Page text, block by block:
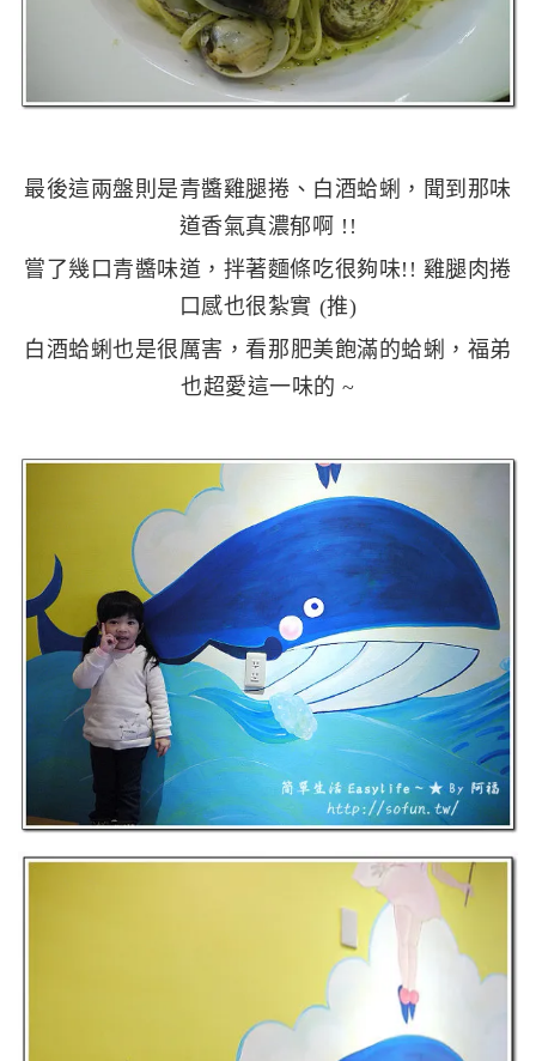
最後這兩盤則是青醬雞腿捲、白酒蛤蜊，聞到那味
道香氣真濃郁啊 !!
嘗了幾口青醬味道，拌著麵條吃很夠味!! 雞腿肉捲
口感也很紮實 (推)
白酒蛤蜊也是很厲害，看那肥美飽滿的蛤蜊，福弟
也超愛這一味的 ~